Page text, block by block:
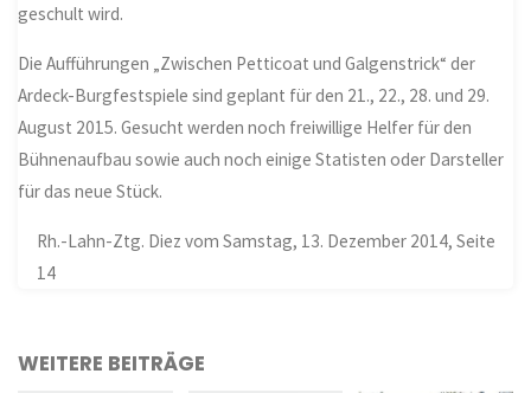
geschult wird.
Die Aufführungen „Zwischen Petticoat und Galgenstrick“ der
Ardeck-Burgfestspiele sind geplant für den 21., 22., 28. und 29.
August 2015. Gesucht werden noch freiwillige Helfer für den
Bühnenaufbau sowie auch noch einige Statisten oder Darsteller
für das neue Stück.
Rh.-Lahn-Ztg. Diez vom Samstag, 13. Dezember 2014, Seite
14
WEITERE BEITRÄGE